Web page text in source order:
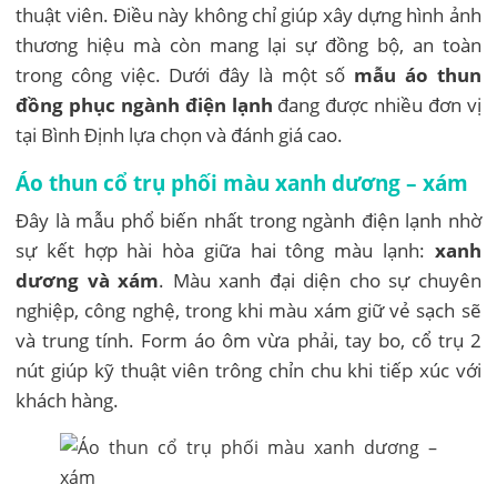
thuật viên. Điều này không chỉ giúp xây dựng hình ảnh
thương hiệu mà còn mang lại sự đồng bộ, an toàn
trong công việc. Dưới đây là một số mẫu áo thun
đồng phục ngành điện lạnh đang được nhiều đơn vị
tại Bình Định lựa chọn và đánh giá cao.
Áo thun cổ trụ phối màu xanh dương – xám
Đây là mẫu phổ biến nhất trong ngành điện lạnh nhờ
sự kết hợp hài hòa giữa hai tông màu lạnh: xanh
dương và xám. Màu xanh đại diện cho sự chuyên
nghiệp, công nghệ, trong khi màu xám giữ vẻ sạch sẽ
và trung tính. Form áo ôm vừa phải, tay bo, cổ trụ 2
nút giúp kỹ thuật viên trông chỉn chu khi tiếp xúc với
khách hàng.